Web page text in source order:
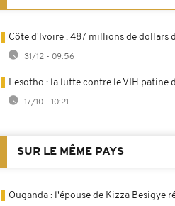
Côte d'Ivoire : 487 millions de dollars
31/12 - 09:56
Lesotho : la lutte contre le VIH patine
17/10 - 10:21
SUR LE MÊME PAYS
Ouganda : l'épouse de Kizza Besigye